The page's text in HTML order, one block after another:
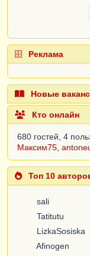
Реклама
Новые
Кто онлайн
680 гостей, 4
Максим75,
Топ 10
sali
Tatitutu
LizkaSosiska
Afinogen